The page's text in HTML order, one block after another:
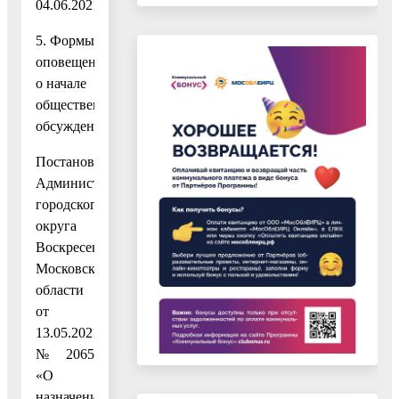
04.06.2021.
5. Формы
оповещения
о начале
общественных
обсуждений:
Постановление
Администрации
городского
округа
Воскресенск
Московской
области
от
13.05.2021
№ 2065
«О